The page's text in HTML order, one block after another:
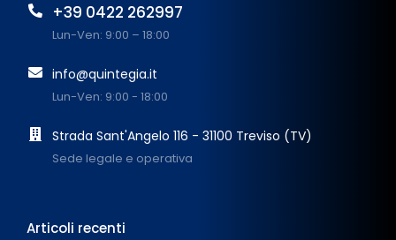
+39 0422 262997
Lun-Ven: 9:00 – 18:00
info@quintegia.it
Lun-Ven: 9:00 - 18:00
Strada Sant'Angelo 116 - 31100 Treviso (TV)
Sede legale e operativa
Articoli recenti